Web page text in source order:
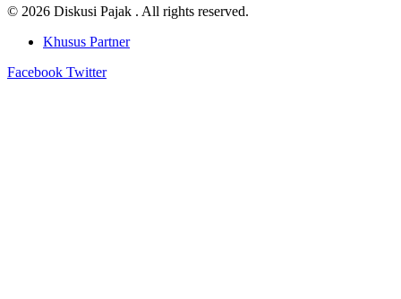
© 2026 Diskusi Pajak . All rights reserved.
Khusus Partner
Facebook Twitter